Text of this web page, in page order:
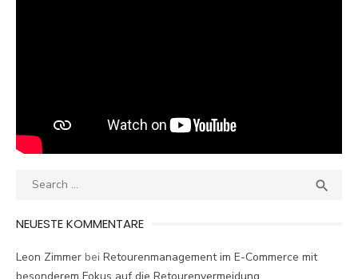
Search

NEUESTE KOMMENTARE
Leon Zimmer bei Retourenmanagement im E-Commerce mit
besonderem Fokus auf die Retourenvermeidung